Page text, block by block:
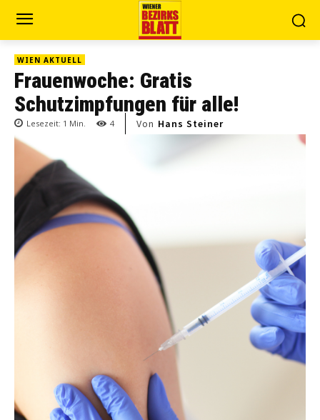
WIEN AKTUELL
Frauenwoche: Gratis
Schutzimpfungen für alle!
Lesezeit: 1 Min. 4 Von Hans Steiner